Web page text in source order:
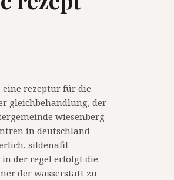
rezeptur für die
gleichbehandlung, der
wiesenberg
in deutschland
sildenafil
der regel erfolgt die
der wasserstatt zu